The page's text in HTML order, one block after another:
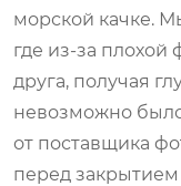
морской качке.
где из-за плохой
друга, получая
невозможно
от поставщика
перед